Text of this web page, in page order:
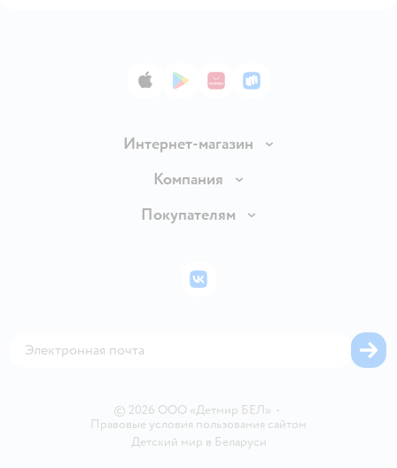
App StoreGoogle Play
AppGallery
RuStore
Интернет-магазин
Доставка и оплата
Правила продажи
Политика использования файлов cookie
Компания
Вакансии
Покупателям
Бонусные карты
© 2026 ООО «Детмир БЕЛ» •
Правовые условия пользования сайтом
Детский мир в Беларуси
ВКонтакте